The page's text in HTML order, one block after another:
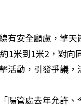
有安全顧慮，擎天
1米到1米2，對向
活動，引發爭議，
陽管處去年允許